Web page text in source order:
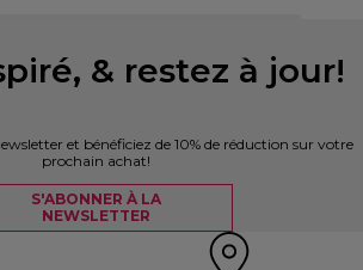
& restez à jour!
et bénéficiez de 10% de réduction sur votre
prochain achat!
S'ABONNER À LA
NEWSLETTER